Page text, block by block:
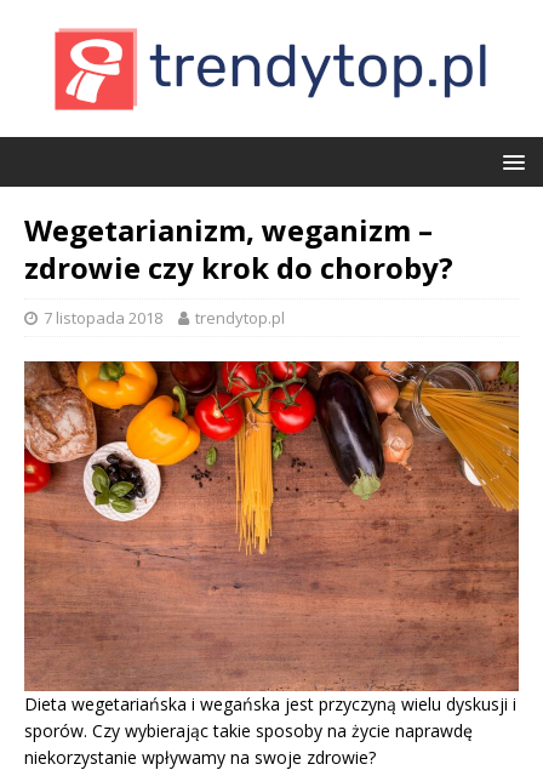
Wegetarianizm, weganizm –
zdrowie czy krok do choroby?
7 listopada 2018 trendytop.pl
Dieta wegetariańska i wegańska jest przyczyną wielu dyskusji i
sporów. Czy wybierając takie sposoby na życie naprawdę
niekorzystanie wpływamy na swoje zdrowie?